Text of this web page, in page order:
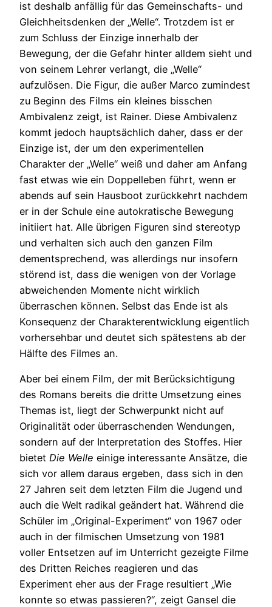
ist deshalb anfällig für das Gemeinschafts- und
Gleichheitsdenken der „Welle“. Trotzdem ist er
zum Schluss der Einzige innerhalb der
Bewegung, der die Gefahr hinter alldem sieht und
von seinem Lehrer verlangt, die „Welle“
aufzulösen. Die Figur, die außer Marco zumindest
zu Beginn des Films ein kleines bisschen
Ambivalenz zeigt, ist Rainer. Diese Ambivalenz
kommt jedoch hauptsächlich daher, dass er der
Einzige ist, der um den experimentellen
Charakter der „Welle“ weiß und daher am Anfang
fast etwas wie ein Doppelleben führt, wenn er
abends auf sein Hausboot zurückkehrt nachdem
er in der Schule eine autokratische Bewegung
initiiert hat. Alle übrigen Figuren sind stereotyp
und verhalten sich auch den ganzen Film
dementsprechend, was allerdings nur insofern
störend ist, dass die wenigen von der Vorlage
abweichenden Momente nicht wirklich
überraschen können. Selbst das Ende ist als
Konsequenz der Charakterentwicklung eigentlich
vorhersehbar und deutet sich spätestens ab der
Hälfte des Filmes an.
Aber bei einem Film, der mit Berücksichtigung
des Romans bereits die dritte Umsetzung eines
Themas ist, liegt der Schwerpunkt nicht auf
Originalität oder überraschenden Wendungen,
sondern auf der Interpretation des Stoffes. Hier
bietet Die Welle einige interessante Ansätze, die
sich vor allem daraus ergeben, dass sich in den
27 Jahren seit dem letzten Film die Jugend und
auch die Welt radikal geändert hat. Während die
Schüler im „Original-Experiment“ von 1967 oder
auch in der filmischen Umsetzung von 1981
voller Entsetzen auf im Unterricht gezeigte Filme
des Dritten Reiches reagieren und das
Experiment eher aus der Frage resultiert „Wie
konnte so etwas passieren?“, zeigt Gansel die